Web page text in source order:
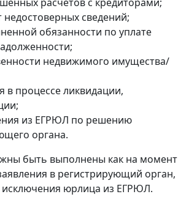
сведений;
обязанности по уплате
недвижимого имущества/
в процессе ликвидации,
из ЕГРЮЛ по решению
органа.
быть выполнены как на момент
в регистрирующий орган,
исключения юрлица из ЕГРЮЛ.